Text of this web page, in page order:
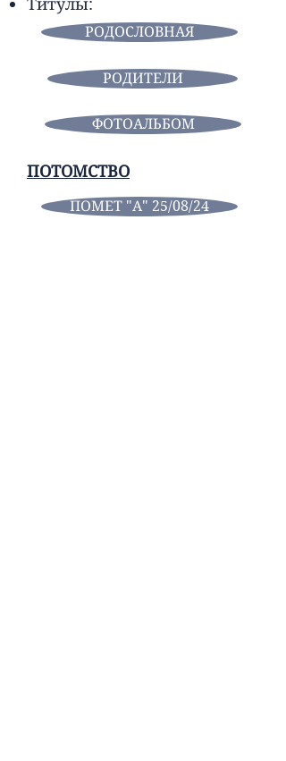
Титулы:
РОДОСЛОВНАЯ
РОДИТЕЛИ
ФОТОАЛЬБОМ
ПОТОМСТВО
ПОМЕТ "А" 25/08/24